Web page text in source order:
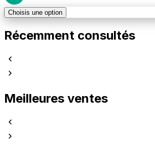
Choisis une option
Récemment consultés
Meilleures ventes